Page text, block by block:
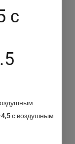
с
с воздушным